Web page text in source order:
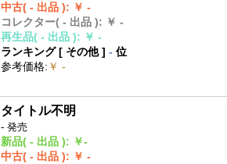
中古( - 出品 ): ￥ -
コレクター( - 出品 ): ￥ -
再生品( - 出品 ): ￥ -
ランキング [ その他]- 位
参考価格: ￥ -
タイトル不明
- 発売
新品( - 出品 ): ￥-
中古( - 出品 ): ￥ -